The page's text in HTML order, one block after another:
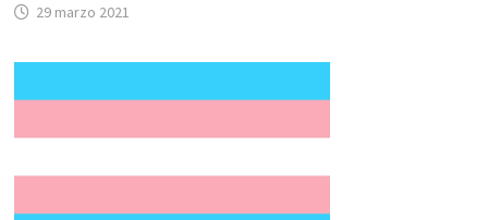
29 marzo 2021